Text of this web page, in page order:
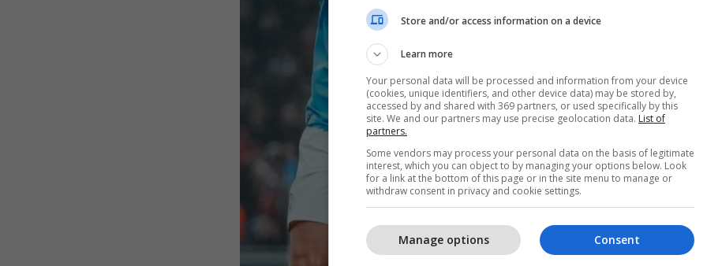
Store and/or access information on a device
Learn more
Your personal data will be processed and information from your device
(cookies, unique identifiers, and other device data) may be stored by,
accessed by and shared with 369 partners, or used specifically by this
site. We and our partners may use precise geolocation data. List of
partners.
Some vendors may process your personal data on the basis of legitimate
interest, which you can object to by managing your options below. Look
for a link at the bottom of this page or in the site menu to manage or
withdraw consent in privacy and cookie settings.
Consent
Manage options